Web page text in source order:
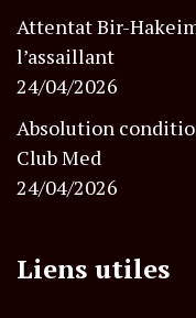
Attentat Bir-
l’assaillant
24/04/2026
Absolution
Club Med
24/04/2026
Liens utiles